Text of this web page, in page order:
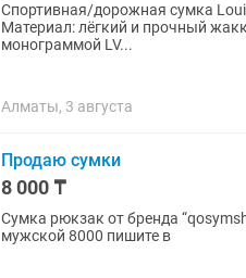
Спортивная/дорожная сумка
Материал: лёгкий и прочный
монограммой LV...
Алматы, 3 августа
Продаю сумки
8 000 ₸
Сумка рюкзак от бренда
мужской 8000 пишите в